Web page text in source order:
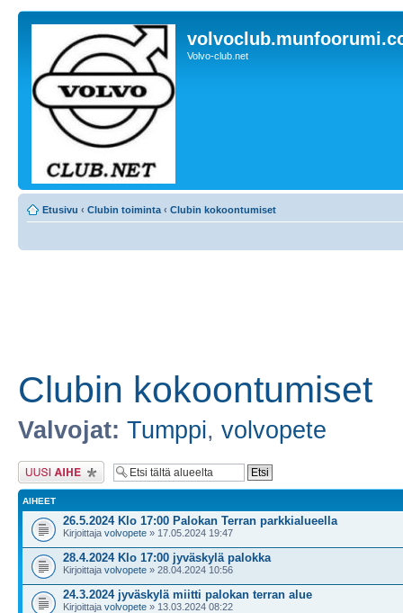
Volvo-club.net
Etusivu ‹ Clubin toiminta ‹ Clubin kokoontumiset
Clubin kokoontumiset
Valvojat: Tumppi, volvopete
Lähetä uusi viesti
AIHEET
26.5.2024 Klo 17:00 Palokan Terran parkkialueella
Kirjoittaja volvopete » 17.05.2024 19:47
28.4.2024 Klo 17:00 jyväskylä palokka
Kirjoittaja volvopete » 28.04.2024 10:56
24.3.2024 jyväskylä miitti palokan terran alue
Kirjoittaja volvopete » 13.03.2024 08:22